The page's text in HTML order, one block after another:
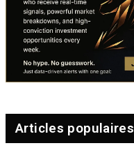
Articles populaires